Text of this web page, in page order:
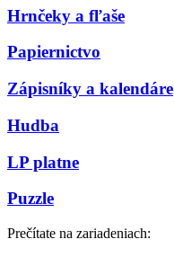
Hrnčeky a fľaše
Papiernictvo
Zápisníky a kalendáre
Hudba
LP platne
Puzzle
Prečítate na zariadeniach: